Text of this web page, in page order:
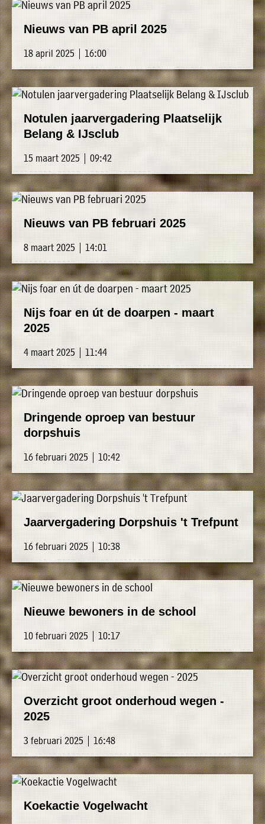
Nieuws van PB april 2025
18 april 2025 | 16:00
Notulen jaarvergadering Plaatselijk
Belang & IJsclub
15 maart 2025 | 09:42
Nieuws van PB februari 2025
8 maart 2025 | 14:01
Nijs foar en út de doarpen - maart
2025
4 maart 2025 | 11:44
Dringende oproep van bestuur
dorpshuis
16 februari 2025 | 10:42
Jaarvergadering Dorpshuis 't Trefpunt
16 februari 2025 | 10:38
Nieuwe bewoners in de school
10 februari 2025 | 10:17
Overzicht groot onderhoud wegen -
2025
3 februari 2025 | 16:48
Koekactie Vogelwacht